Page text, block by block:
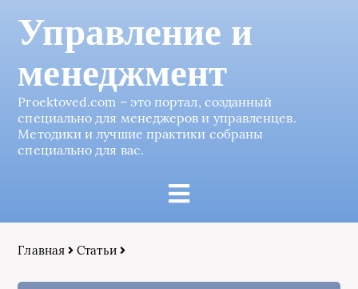
Управление и
менеджмент
Proektoved.com – это портал, созданный
специально для менеджеров и управленцев.
Методики и лучшие практики собраны
специально для вас.
Главная Статьи